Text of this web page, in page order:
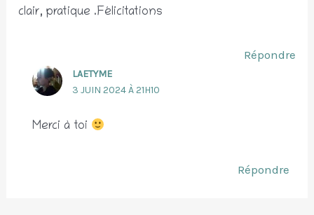
clair, pratique .Félicitations
Répondre
LAETYME
3 JUIN 2024 À 21H10
Merci à toi
Répondre